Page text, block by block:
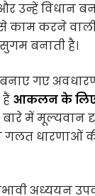
और उन्हें विधान
काम करने
बनाती है।
बनाए गए
आकलन के लिए
में मूल्यवान
धारणाओं
अध्ययन